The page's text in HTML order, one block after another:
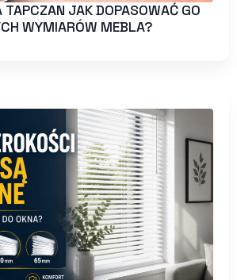
TAPCZAN JAK DOPASOWAĆ GO
WYMIARÓW MEBLA?